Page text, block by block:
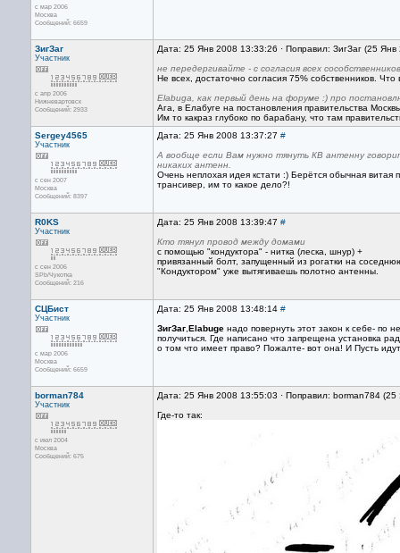
с мар 2006
Москва
Сообщений: 6659
ЗигЗаг
Участник
с апр 2006
Нижневартовск
Сообщений: 2933
Дата: 25 Янв 2008 13:33:26 · Поправил: ЗигЗаг (25
не передергивайте - с согласия всех
Не всех, достаточно согласия 75% собственников.
Elabuga, как первый день на форуме :) про
Ага, в Елабуге на постановления правительства
Им то какраз глубоко по барабану, что там
Sergey4565
Участник
с сен 2007
Москва
Сообщений: 8397
Дата: 25 Янв 2008 13:37:27 #
А вообще если Вам нужно тянуть КВ антенну
никаких антенн.
Очень неплохая идея кстати :) Берётся обычная витая
трансивер, им то какое дело?!
R0KS
Участник
с сен 2006
SPb/Чукотка
Сообщений: 216
Дата: 25 Янв 2008 13:39:47 #
Кто тянул провод между домами
с помощью "кондуктора" - нитка (леска, шнур) +
привязанный болт, запущенный из рогатки на
"Кондуктором" уже вытягиваешь полотно антенны.
СЦБист
Участник
с мар 2006
Москва
Сообщений: 6659
Дата: 25 Янв 2008 13:48:14 #
ЗигЗаг Elabugе надо повернуть этот закон к себе- по
получиться. Где написано что запрещена установка
о том что имеет право? Пожалте- вот она! И Пусть
borman784
Участник
с июл 2004
Москва
Сообщений: 675
Дата: 25 Янв 2008 13:55:03 · Поправил: borman784
Где-то так: